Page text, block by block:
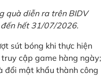
quà diễn ra trên BIDV
hết 31/07/2026.
sút bóng khi thực hiện
cập game hàng ngày;
đổi mật khẩu thành công